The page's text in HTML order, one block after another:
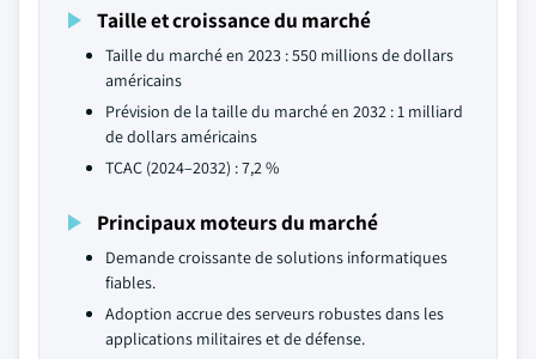
Taille et croissance du marché
Taille du marché en 2023 : 550 millions de dollars
américains
Prévision de la taille du marché en 2032 : 1 milliard
de dollars américains
TCAC (2024–2032) : 7,2 %
Principaux moteurs du marché
Demande croissante de solutions informatiques
fiables.
Adoption accrue des serveurs robustes dans les
applications militaires et de défense.